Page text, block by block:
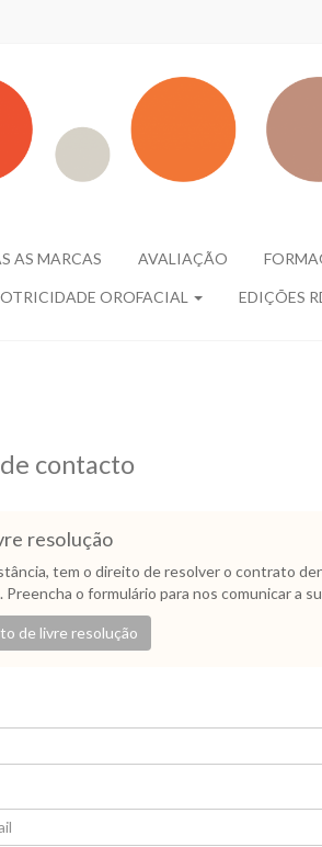
AS MARCAS AVALIAÇÃO
OROFACIAL EDIÇÕES
contacto
resolução
tem o direito de resolver o contrato
o formulário para nos comunicar a
de livre resolução